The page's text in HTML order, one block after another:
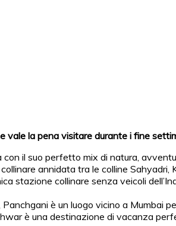
vale la pena visitare durante i fine
il suo perfetto mix di natura,
annidata tra le colline
stazione collinare senza veicoli
è un luogo vicino a Mumbai
è una destinazione di vacanza